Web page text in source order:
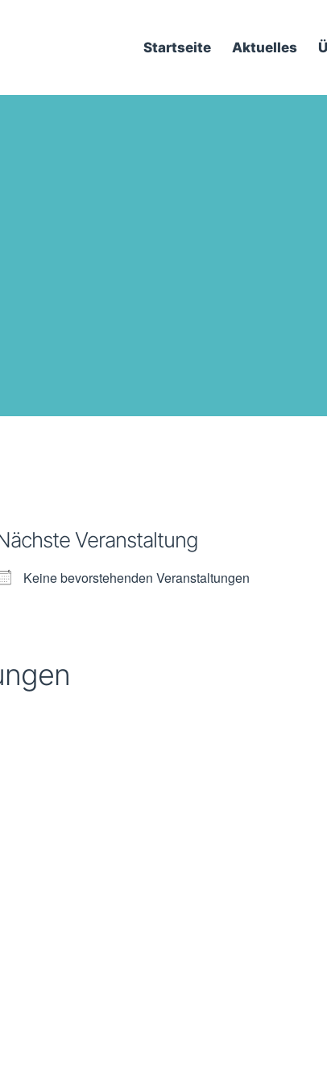
Startseite Aktuelles
Veranstaltung
Keine bevorstehenden Veranstaltungen